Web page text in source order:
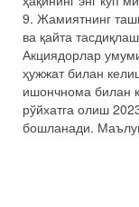
9. Жамиятнинг
ва қайта
Акциядорлар
ҳужжат билан
ишончнома билан
рўйхатга олиш
бошланади.